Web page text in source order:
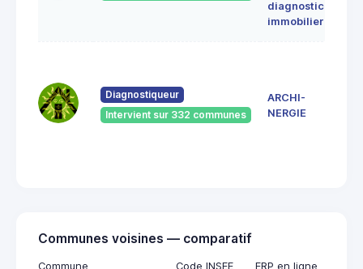
diagnostic
immobilier
Diagnostiqueur
Intervient sur 332 communes
ARCHI-
NERGIE
Communes voisines — comparatif
Commune Code INSEE ERP en ligne